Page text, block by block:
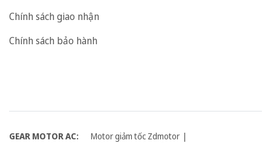
Chính sách giao nhận
Chính sách bảo hành
GEAR MOTOR AC:
Motor giảm tốc Zdmotor